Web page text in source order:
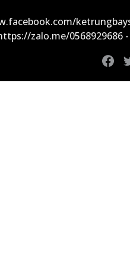
zalo.me/0568929686